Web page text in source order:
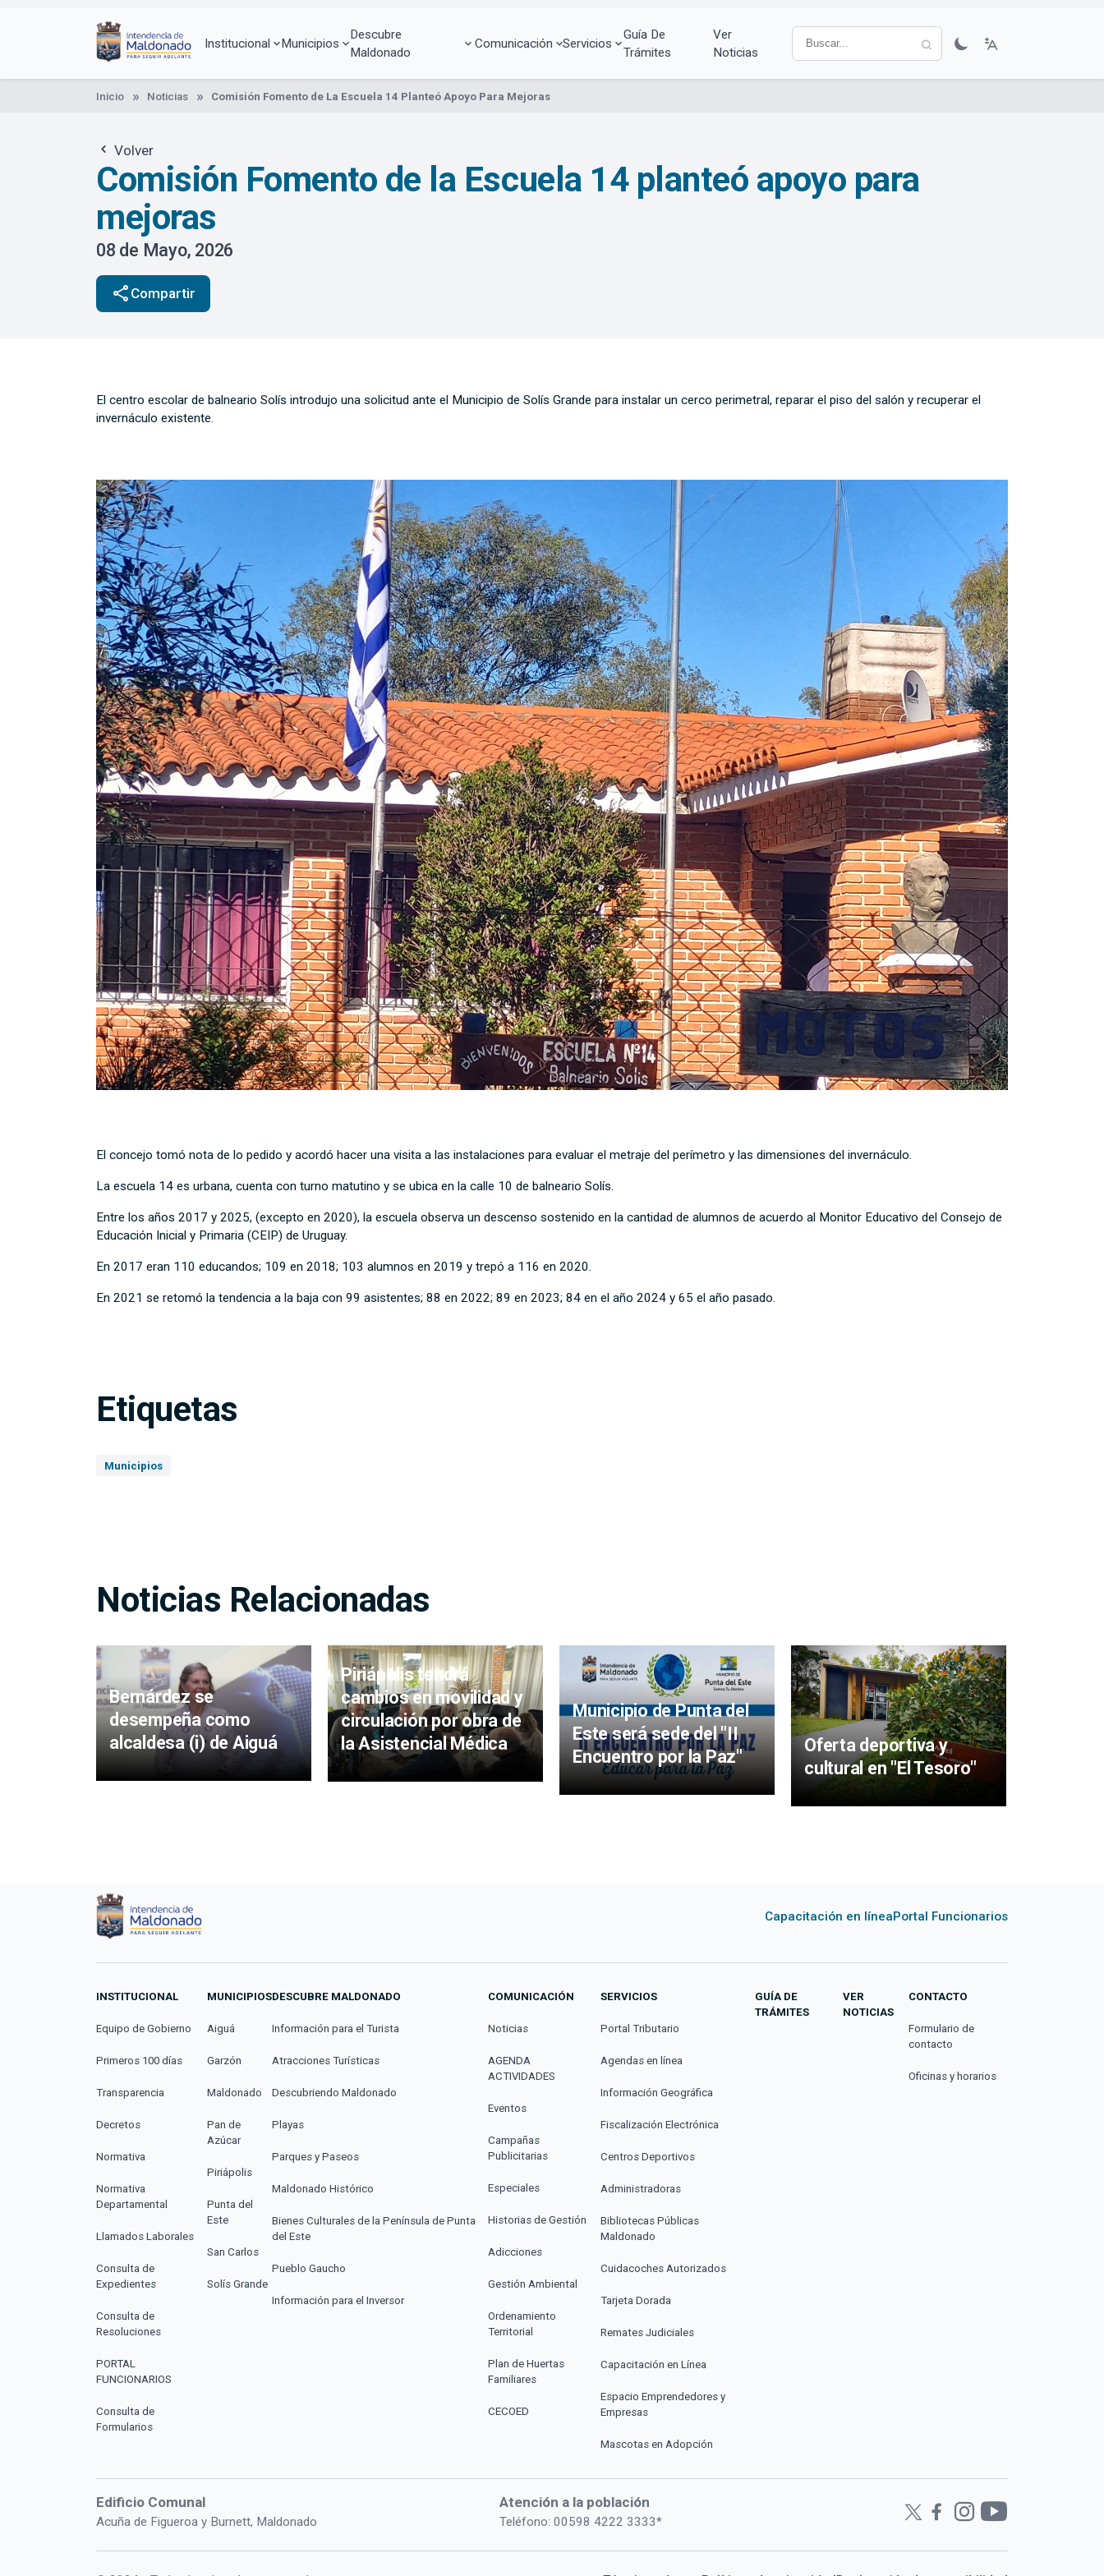
Institucional Municipios
Descubre
Maldonado
Comunicación Servicios
Guía De
Trámites
Ver
Noticias
Inicio Noticias Comisión Fomento de La Escuela 14 Planteó Apoyo Para Mejoras
Volver
Comisión Fomento de la Escuela 14 planteó apoyo para
mejoras
08 de Mayo, 2026
share Compartir
El centro escolar de balneario Solís introdujo una solicitud ante el Municipio de Solís Grande para instalar un cerco perimetral, reparar el piso del salón y recuperar el
invernáculo existente.
El concejo tomó nota de lo pedido y acordó hacer una visita a las instalaciones para evaluar el metraje del perímetro y las dimensiones del invernáculo.
La escuela 14 es urbana, cuenta con turno matutino y se ubica en la calle 10 de balneario Solís.
Entre los años 2017 y 2025, (excepto en 2020), la escuela observa un descenso sostenido en la cantidad de alumnos de acuerdo al Monitor Educativo del Consejo de
Educación Inicial y Primaria (CEIP) de Uruguay.
En 2017 eran 110 educandos; 109 en 2018; 103 alumnos en 2019 y trepó a 116 en 2020.
En 2021 se retomó la tendencia a la baja con 99 asistentes; 88 en 2022; 89 en 2023; 84 en el año 2024 y 65 el año pasado.
Etiquetas
Municipios
Noticias Relacionadas
Bernárdez se
desempeña como
alcaldesa (i) de Aiguá
Piriápolis tendrá
cambios en movilidad y
circulación por obra de
la Asistencial Médica
Municipio de Punta del
Este será sede del "II
Encuentro por la Paz"
Oferta deportiva y
cultural en "El Tesoro"
Capacitación en líneaPortal Funcionarios
INSTITUCIONAL
Equipo de Gobierno
Primeros 100 días
Transparencia
Decretos
Normativa
Normativa
Departamental
Llamados Laborales
Consulta de
Expedientes
Consulta de
Resoluciones
PORTAL
FUNCIONARIOS
Consulta de
Formularios
MUNICIPIOS
Aiguá
Garzón
Maldonado
Pan de
Azúcar
Piriápolis
Punta del
Este
San Carlos
Solís Grande
DESCUBRE MALDONADO
Información para el Turista
Atracciones Turísticas
Descubriendo Maldonado
Playas
Parques y Paseos
Maldonado Histórico
Bienes Culturales de la Península de Punta
del Este
Pueblo Gaucho
Información para el Inversor
COMUNICACIÓN
Noticias
AGENDA
ACTIVIDADES
Eventos
Campañas
Publicitarias
Especiales
Historias de Gestión
Adicciones
Gestión Ambiental
Ordenamiento
Territorial
Plan de Huertas
Familiares
CECOED
SERVICIOS
Portal Tributario
Agendas en línea
Información Geográfica
Fiscalización Electrónica
Centros Deportivos
Administradoras
Bibliotecas Públicas
Maldonado
Cuidacoches Autorizados
Tarjeta Dorada
Remates Judiciales
Capacitación en Línea
Espacio Emprendedores y
Empresas
Mascotas en Adopción
GUÍA DE
TRÁMITES
VER
NOTICIAS
CONTACTO
Formulario de
contacto
Oficinas y horarios
Edificio Comunal
Acuña de Figueroa y Burnett, Maldonado
Atención a la población
Teléfono: 00598 4222 3333*